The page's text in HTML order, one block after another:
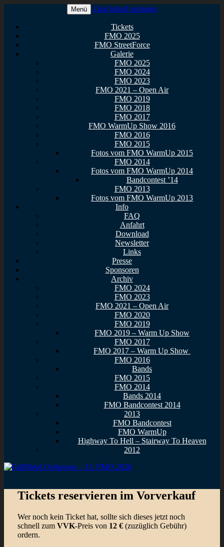
FullMetal Osthessen – 13. FMO
2026
Menü Zum Inhalt springen
Tickets
FMO 2025
FMO StreetForce
Galerie
FMO 2025
FMO 2024
FMO 2023
FMO 2021 – Open Air
FMO 2019
FMO 2018
FMO 2017
FMO WarmUp Show 2016
FMO 2016
FMO 2015
Fotos vom FMO WarmUp 2015
FMO 2014
Fotos vom FMO WarmUp 2014
Bandcontest ’14
FMO 2013
Fotos vom FMO WarmUp 2013
Info
FAQ
Anfahrt
Download
Newsletter
Links
Presse
Sponsoren
Archiv
FMO 2024
FMO 2023
FMO 2021 – Open Air
FMO 2020
FMO 2019
FMO 2019 – Warm Up Show
FMO 2017
FMO 2017 – Warm Up Show
FMO 2016
Bands
FMO 2015
FMO 2014
Bands 2014
FMO Bandcontest 2014
2013
FMO Bandcontest
FMO WarmUp
Highway To Hell – Stairway To Heaven
2012
Tickets reservieren im Vorverkauf
Wer noch kein Ticket hat, sollte sich dieses jetzt noch
schnell zumVVK-Preis von 12 € (zuzüglich Gebühr)
ordern.